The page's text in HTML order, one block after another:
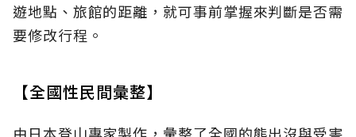
遊地點、旅館的距離，就可事前掌握來判斷是否需
要修改行程。
【全國性民間彙整】